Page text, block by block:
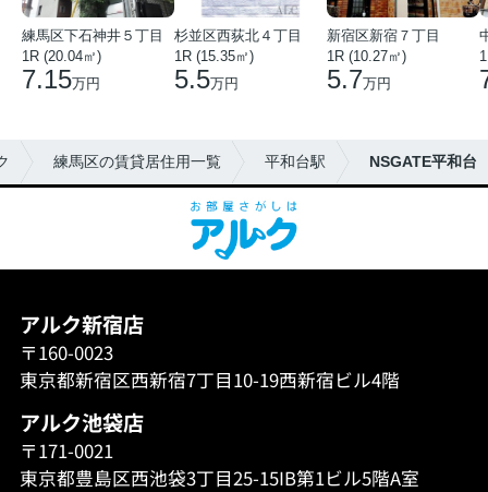
練馬区下石神井５丁目
1R (20.04㎡)
7.15万円
杉並区西荻北４丁目
1R (15.35㎡)
5.5万円
新宿区新宿７丁目
1R (10.27㎡)
5.7万円
練馬区の賃貸居住用一覧 平和台駅 NSGATE平和台
アルク新宿店
〒160-0023
東京都新宿区西新宿7丁目10-19西新宿ビル4階
アルク池袋店
〒171-0021
東京都豊島区西池袋3丁目25-15IB第1ビル5階A室